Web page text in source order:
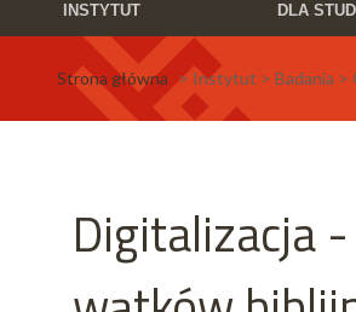
INSTYTUT DLA
Strona główna > Instytut > Badania >
Digitalizacja